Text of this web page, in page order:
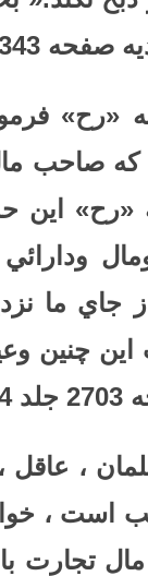
343 جلد 3
«رح»
كه صاحب
«رح»
ودارائي
جاي ما
اين چنين
4
، عاقل
است ،
مال تجارت